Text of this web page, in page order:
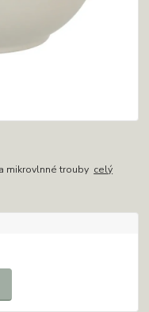
mikrovlnné trouby celý